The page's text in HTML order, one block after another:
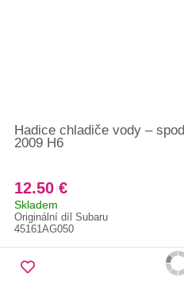
Hadice chladiče vody –
2009 H6
12.50 €
Skladem
Originální díl Subaru
45161AG050